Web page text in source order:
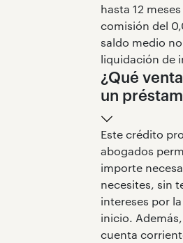
hasta 12
comisión del
saldo medio
liquidación de
¿Qué
un
Este crédito
abogados
importe
necesites, sin
intereses por
inicio.
cuenta